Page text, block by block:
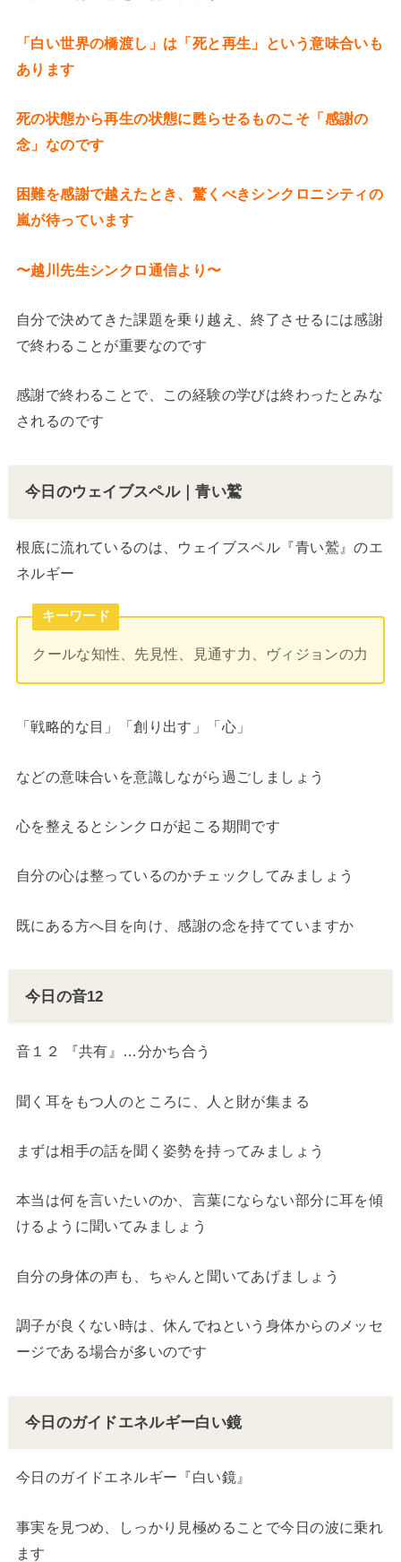
「白い世界の橋渡し」は「死と再生」という意味合いも
あります
死の状態から再生の状態に甦らせるものこそ「感謝の
念」なのです
困難を感謝で越えたとき、驚くべきシンクロニシティの
嵐が待っています
〜越川先生シンクロ通信より〜
自分で決めてきた課題を乗り越え、終了させるには感謝
で終わることが重要なのです
感謝で終わることで、この経験の学びは終わったとみな
されるのです
今日のウェイブスペル｜青い鷲
根底に流れているのは、ウェイブスペル『青い鷲』のエ
ネルギー
キーワード
クールな知性、先見性、見通す力、ヴィジョンの力
「戦略的な目」「創り出す」「心」
などの意味合いを意識しながら過ごしましょう
心を整えるとシンクロが起こる期間です
自分の心は整っているのかチェックしてみましょう
既にある方へ目を向け、感謝の念を持てていますか
今日の音12
音１２ 『共有』…分かち合う
聞く耳をもつ人のところに、人と財が集まる
まずは相手の話を聞く姿勢を持ってみましょう
本当は何を言いたいのか、言葉にならない部分に耳を傾
けるように聞いてみましょう
自分の身体の声も、ちゃんと聞いてあげましょう
調子が良くない時は、休んでねという身体からのメッセ
ージである場合が多いのです
今日のガイドエネルギー白い鏡
今日のガイドエネルギー『白い鏡』
事実を見つめ、しっかり見極めることで今日の波に乗れ
ます